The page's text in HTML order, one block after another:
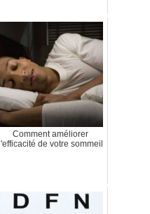
Comment améliorer
l'efficacité de votre sommeil